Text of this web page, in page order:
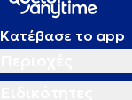
Κατέβασε το app